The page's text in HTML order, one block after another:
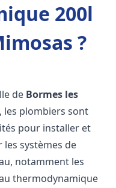
200l
?
de Bormes les
, les plombiers sont
pour installer et
systèmes de
notamment les
thermodynamique